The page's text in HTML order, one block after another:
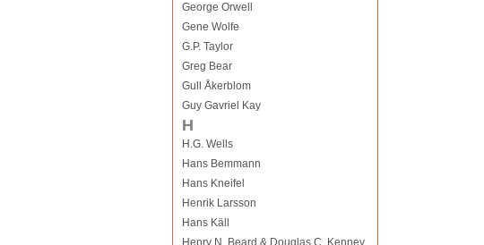
George Orwell
Gene Wolfe
G.P. Taylor
Greg Bear
Gull Åkerblom
Guy Gavriel Kay
H
H.G. Wells
Hans Bemmann
Hans Kneifel
Henrik Larsson
Hans Käll
Henry N. Beard & Douglas C. Kenney